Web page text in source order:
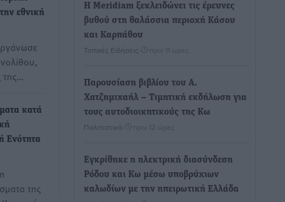
εθνική
της…
κατά
Ενότητα
της
Η Meridiam ξεκλειδώνει τις έρευνες
βυθού στη θαλάσσια περιοχή Κάσου
και Καρπάθου
Τοπικές Ειδήσεις πριν 11 ώρες
Παρουσίαση βιβλίου του Α.
Χατζημιχαήλ – Τιμητική εκδήλωση για
τους αυτοδιοικητικούς της Κω
Πολιτιστικά πριν 12 ώρες
Εγκρίθηκε η ηλεκτρική διασύνδεση
Ρόδου και Κω μέσω υποβρύχιων
καλωδίων με την ηπειρωτική Ελλάδα